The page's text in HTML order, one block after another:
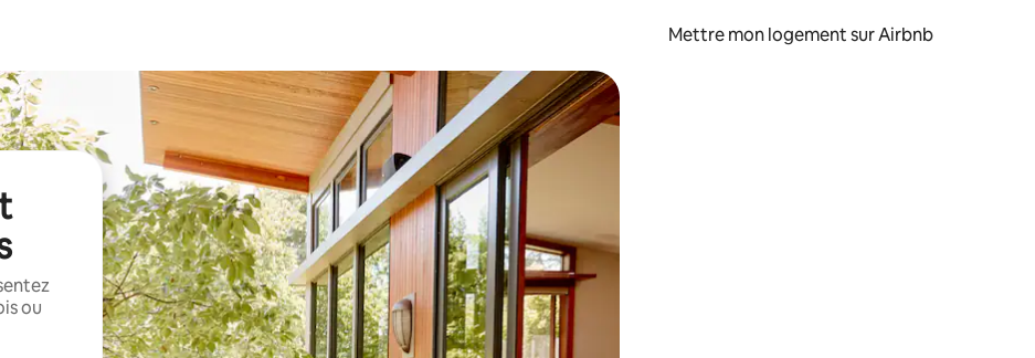
Mettre mon logement sur Airbnb
ou